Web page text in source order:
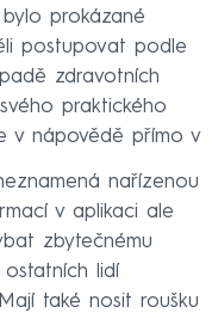
prokázané
postupovat podle
zdravotních
praktického
v nápovědě přímo v
nařízenou
v aplikaci ale
zbytečnému
lidí
také nosit roušku